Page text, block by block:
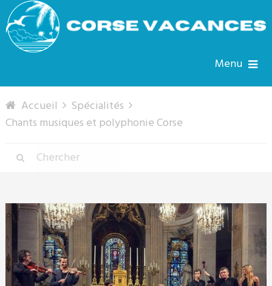
Menu
Accueil
Spécialités
Chants musiques et polyphonie Corse